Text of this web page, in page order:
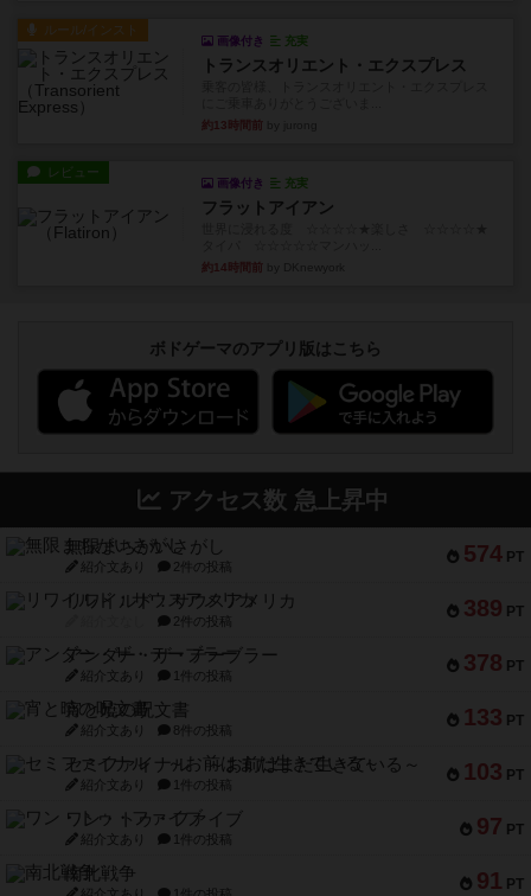
ルール/インスト
画像付き 充実
トランスオリエント・エクスプレス
約13時間前
レビュー
画像付き 充実
フラットアイアン
約14時間前
ボドゲーマのアプリ版はこちら
アクセス数 急上昇中
574 PT
無限まちがいさがし
紹介文あり 2件の投稿
389 PT
リワイルド：サウスアメリカ
2件の投稿
378 PT
アンダー・ザ・テーブラー
紹介文あり 1件の投稿
133 PT
宵と暁の呪文書
紹介文あり 8件の投稿
103 PT
セミファイナル ～お前はまだ生きている～
紹介文あり 1件の投稿
97 PT
ワン・トゥ・ファイブ
紹介文あり 1件の投稿
91 PT
南北戦争